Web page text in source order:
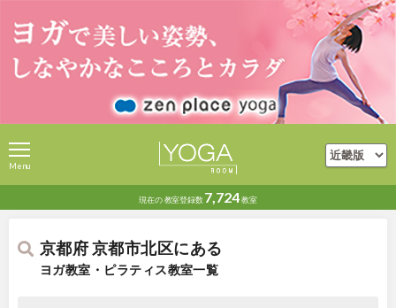
現在の教室登録数 7,724教室
Menu
京都府 京都市北区にある
ヨガ教室・ピラティス教室一覧